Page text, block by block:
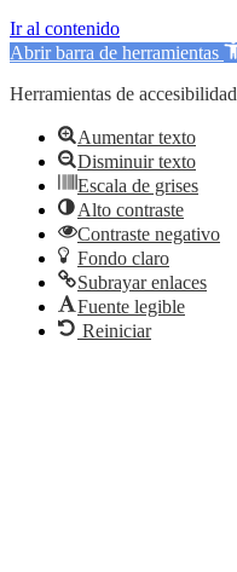
Ir al contenido
Abrir barra de herramientas
Herramientas de accesibilidad
Aumentar texto
Disminuir texto
Escala de grises
Alto contraste
Contraste negativo
Fondo claro
Subrayar enlaces
Fuente legible
Reiniciar